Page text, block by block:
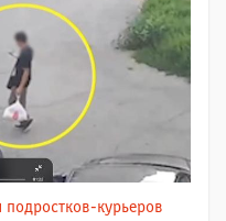
подростков-курьеров